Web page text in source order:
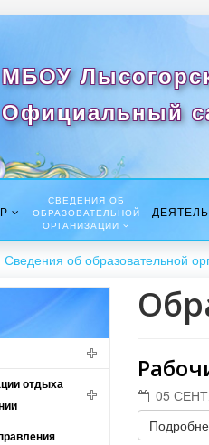
МБОУ
Официальный
СВЕДЕНИЯ ОБ
ОБРАЗОВАТЕЛЬНОЙ
ОРГАНИЗАЦИИ
Сведения об образовательной
отдыха
05